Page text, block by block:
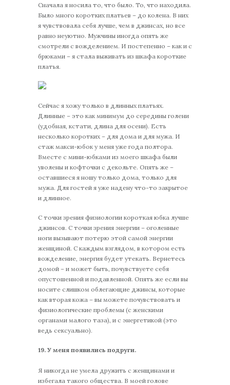
Сначала я носила то, что было. То, что находила.
Было много коротких платьев – до колена. В них
я чувствовала себя лучше, чем в джинсах, но все
равно неуютно. Мужчины иногда опять же
смотрели с вожделением. И постепенно – как и с
брюками – я стала выживать из шкафа короткие
платья.
Сейчас я хожу только в длинных платьях.
Длинные – это как минимум до середины голени
(удобная, кстати, длина для осени). Есть
несколько коротких – для дома и для мужа. И
стаж макси-юбок у меня уже года полтора.
Вместе с мини-юбками из моего шкафа были
уволены и кофточки с декольте. Опять же –
оставшиеся я ношу только дома, только для
мужа. Для гостей я уже надену что-то закрытое
и длинное.
С точки зрения физиологии короткая юбка лучше
джинсов. С точки зрения энергии – оголенные
ноги вызывают потерю этой самой энергии
женщиной. С каждым взглядом, в котором есть
вожделение, энергия будет утекать. Вернетесь
домой – и может быть, почувствуете себя
опустошенной и подавленной. Опять же если вы
носите слишком облегающие джинсы, которые
как вторая кожа – вы можете почувствовать и
физиологические проблемы (с женскими
органами малого таза), и с энергетикой (это
ведь сексуально).
19. У меня появились подруги.
Я никогда не умела дружить с женщинами и
избегала такого общества. В моей голове